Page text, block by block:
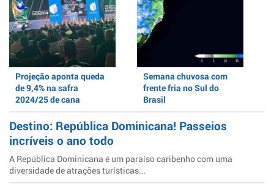
Projeção aponta queda
de 9,4% na safra
2024/25 de cana
Semana chuvosa com
frente fria no Sul do
Brasil
Destino: República Dominicana! Passeios
incríveis o ano todo
A República Dominicana é um paraíso caribenho com uma
diversidade de atrações turísticas...